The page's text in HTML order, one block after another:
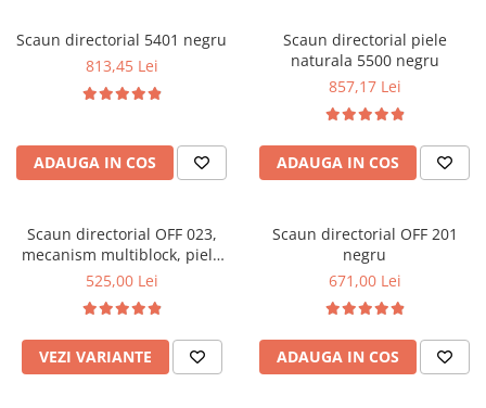
Saltele cu arcuri impachetate
individual
Saltele Memory Pocket
Saltele Memory Pocket
Saltele cu plasa arcuri
Saltele cu spuma
Saltele cu spuma poliuretanica
Saltele Latex
Saltele 140x200
Paturi
Seturi de pat si saltea
Masute de toaleta
Scaune pentru living
Comode living
Set mese plus scaune
Mobilier birou
Scaune ergonomice
Etajere Birou
Scaune birou
Scaune profesionale
Scaune Lemn
Scaune resigilate
Scaune conferinta
Scaune terasa si outdoor
Scaun directorial 5401 negru
813,45 Lei
ADAUGA IN COS
Scaun directorial piele
naturala 5500 negru
857,17 Lei
ADAUGA IN COS
Scaun directorial OFF 023,
mecanism multiblock, piele
ecologica, baza polipropilena,
525,00 Lei
VEZI VARIANTE
Scaun directorial OFF 201
negru
671,00 Lei
ADAUGA IN COS